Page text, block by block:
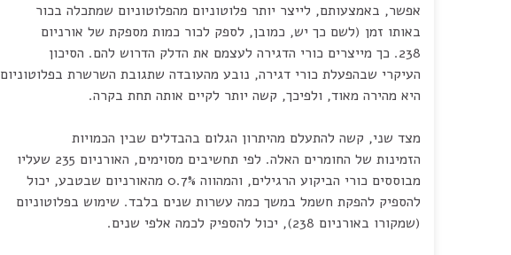
אפשר, באמצעותם, לייצר יותר פלוטוניום מהפלוטוניום שמתכלה בכור
באותו זמן (לשם כך יש, כמובן, לספק לכור כמות מספקת של אורניום
238. כך מייצרים כורי הדגירה לעצמם את הדלק הדרוש להם. הסיכון
העיקרי שבהפעלת כורי דגירה, נובע מהעובדה שתגובת השרשרת בפלוטוניום
היא מהירה מאוד, ולפיכך, קשה יותר לקיים אותה תחת בקרה.
מצד שני, קשה להתעלם מהיתרון הגלום בהבדלים שבין הכמויות
הזמינות של החומרים האלה. לפי תחשיבים מסוימים, האורניום 235 שעליו
מבוססים כורי הביקוע הרגילים, והמהווה 0.7% מהאורניום שבטבע, יכול
להספיק להפקת חשמל במשך כמה עשרות שנים בלבד. שימוש בפלוטוניום
(שמקורו באורניום 238), יכול להספיק לכמה אלפי שנים.